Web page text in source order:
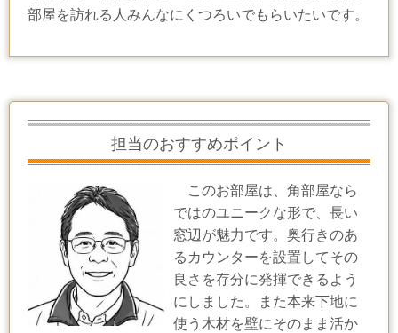
部屋を訪れる人みんなにくつろいでもらいたいです。
担当のおすすめポイント
このお部屋は、角部屋なら
ではのユニークな形で、長い
窓辺が魅力です。奥行きのあ
るカウンターを設置してその
良さを存分に発揮できるよう
にしました。また本来下地に
使う木材を壁にそのまま活か